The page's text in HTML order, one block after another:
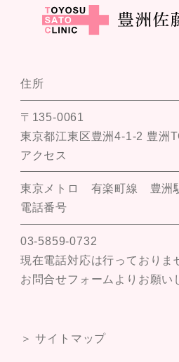
住所
〒135-0061
東京都江東区豊洲4-1-2 豊洲
アクセス
東京メトロ 有楽町線 豊洲
電話番号
03-5859-0732
現在電話対応は行っておりま
お問合せフォームよりお願い
＞ サイトマップ